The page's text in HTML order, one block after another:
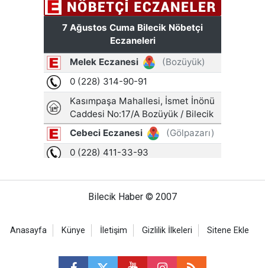
Bilecik Haber © 2007
Anasayfa Künye İletişim Gizlilik İlkeleri Sitene Ekle